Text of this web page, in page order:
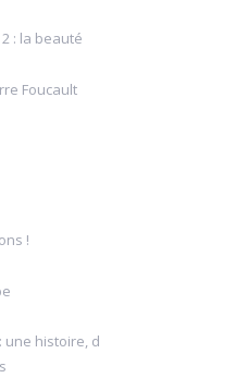
: la beauté
Foucault
!
une histoire, d